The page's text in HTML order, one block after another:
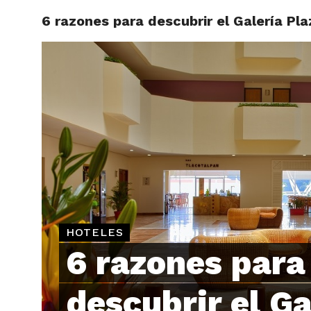
6 razones para descubrir el Galería
HOTELES
6 razones para